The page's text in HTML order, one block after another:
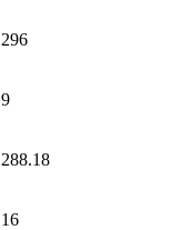
296
9
288.18
16